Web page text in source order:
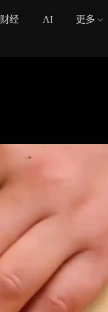
财经 AI 更多